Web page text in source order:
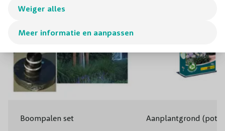
Meer informatie en aanpassen
Weiger alles
Bestuiving Zelfbestuivend
Bloeiperiode
Bloeikleur
Boompalen set
Aanplantgrond